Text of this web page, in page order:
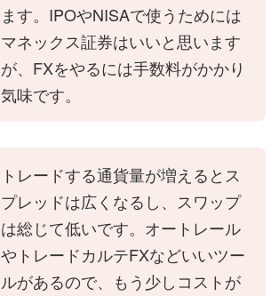
ます。IPOやNISAで使うためには
マネックス証券はいいと思います
が、FXをやるには手数料がかかり
気味です。
トレードする通貨量が増えるとス
プレッドは広くなるし、スワップ
は総じて低いです。オートレール
やトレードカルテFXなどいいツー
ルがあるので、もう少しコストが